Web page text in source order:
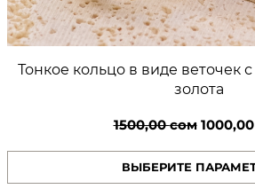
Тонкое кольцо в виде веточек
золота
1500,00сом 1000,00
ВЫБЕРИТЕ